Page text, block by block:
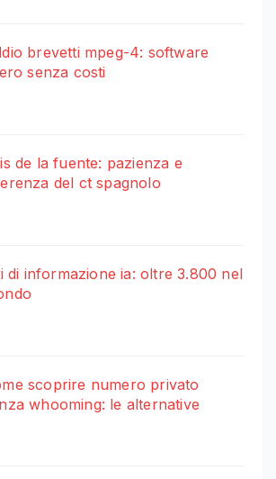
brevetti mpeg-4: software
senza costi
de la fuente: pazienza e
del ct spagnolo
di informazione ia: oltre 3.800 nel
scoprire numero privato
whooming: le alternative